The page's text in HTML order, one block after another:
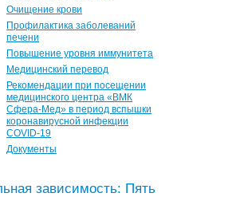
Очищение крови
Профилактика заболеваний
печени
Повышение уровня иммунитета
Медицинский перевод
Рекомендации при посещении
медицинского центра «ВМК
Сфера-Мед» в период вспышки
коронавирусной инфекции
COVID-19
Документы
зависимость: Пять